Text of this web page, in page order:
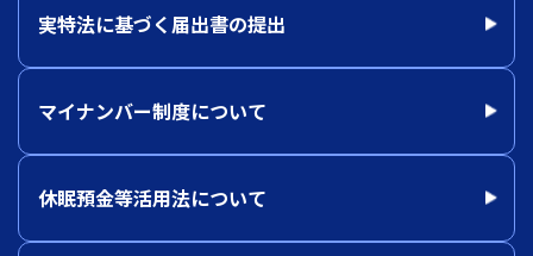
実特法に基づく届出書の提出
マイナンバー制度について
休眠預金等活用法について